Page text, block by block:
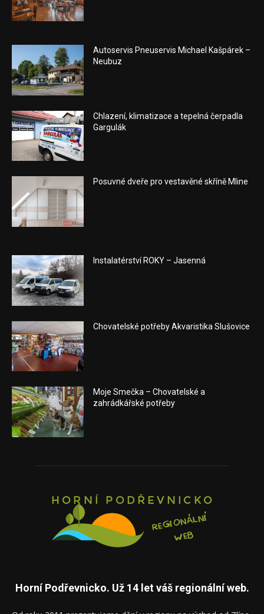
Autoservis Pneuservis Michael Kašpárek –
Neubuz
Chlazení, klimatizace a tepelná čerpadla
Gargulák
Posuvné dveře pro vestavěné skříně Mline
Instalatérství ROKY – Jasenná
Chovatelské potřeby Akvaristika Slušovice
Moje Smečka – Chovatelské a
zahrádkářské potřeby
Horní Podřevnicko. Už 14 let váš regionální web.